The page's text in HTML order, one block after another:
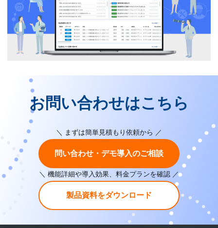
お問い合わせはこちら
＼ まずは簡単見積もり依頼から ／
問い合わせ・デモ導入のご相談
＼ 機能詳細や導入効果、料金プランを確認 ／
製品資料をダウンロード